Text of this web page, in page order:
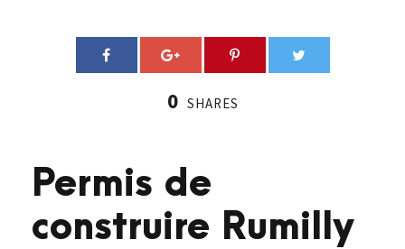
0 SHARES
Permis de
construire Rumilly